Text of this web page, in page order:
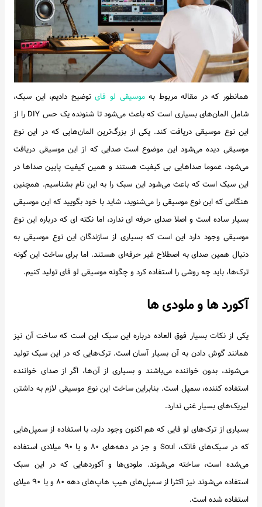
اخبار
همانطور که در مقاله مربوط بهموسیقی لو فایتوضیح دادیم، این سبک،
شامل المان‌های بسیاری است که باعث می‌شود تا شنونده یک حس DIY را از
این نوع موسیقی دریافت کند. یکی از بزرگ‌ترین المان‌هایی که در این نوع
موسیقی دیده می‌شود این موضوع است صدایی که از این موسیقی دریافت
می‌شود، عموما صداهایی بی کیفیت هستند و همین کیفیت پایین صداها در
این سبک است که باعث می‌شود این سبک را به این نام بشناسیم. همچنین
هنگامی که این نوع موسیقی را می‌شنوید، شاید با خود بگویید که این موسیقی
بسیار ساده است و اصلا صدای حرفه ای ندارد، اما نکته ای که درباره این نوع
موسیقی وجود دارد این است که بسیاری از سازندگان این نوع موسیقی به
دنبال همین صدای به اصطلاح غیر حرفه‌ای هستند. اما برای ساخت این گونه
ترک‌ها، باید چه روشی را استفاده کرد و چگونه موسیقی لو فای تولید کنیم.
آکورد ها و ملودی ها
یکی از نکات بسیار فوق العاده درباره این سبک این است که ساخت آن نیز
همانند گوش دادن به آن بسیار آسان است. ترک‌هایی که در این سبک تولید
می‌شوند، بدون خواننده می‌باشند و بسیاری از آن‌ها، اگر از صدای خواننده
استفاده کننده، سمپل است. بنابراین ساخت این نوع موسیقی لازم به داشتن
لیریک‌های بسیار غنی ندارد.
بسیاری از ترک‌های لو فایی که هم اکنون وجود دارد، با استفاده از سمپل‌هایی
که در سبک‌های فانک، Soul و جز در دهه‌های ۸۰ و یا ۹۰ میلادی استفاده
می‌شده است، ساخته می‌شوند. ملودی‌ها و آکوردهایی که در این سبک
استفاده می‌شوند نیز اکثرا از سمپل‌های هیپ هاپ‌های دهه ۸۰ و یا ۹۰ میلای
استفاده شده است.